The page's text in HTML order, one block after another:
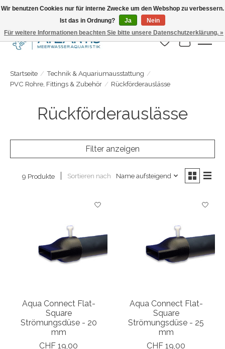
Täglicher Versand. Bestelle bis 15.00 Uhr
Wunschzettel
Ihr
Startseite / Technik & Aquariumausstattung /
PVC Rohre, Fittings & Zubehör / Rückförderauslässe
Rückförderauslässe
Filter anzeigen
9 Produkte Sortieren nach Name aufsteigend
Aqua Connect Flat-
Square
Strömungsdüse - 20
mm
CHF 19,00
Aqua Connect Flat-
Square
Strömungsdüse - 25
mm
CHF 19,00
Wir benutzen Cookies nur für interne Zwecke um den Webshop zu verbessern.
Ist das in Ordnung?
Ja
Nein
Für weitere Informationen beachten Sie bitte unsere Datenschutzerklärung. »